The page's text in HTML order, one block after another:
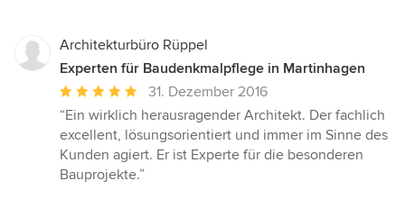
Architekturbüro Rüppel
Experten für Baudenkmalpflege in Martinhagen
Durchschnittliche
Bewertung:
5
von
5
31. Dezember 2016
“Ein wirklich herausragender Architekt. Der fachlich
excellent, lösungsorientiert und immer im Sinne des
Kunden agiert. Er ist Experte für die besonderen
Bauprojekte.”